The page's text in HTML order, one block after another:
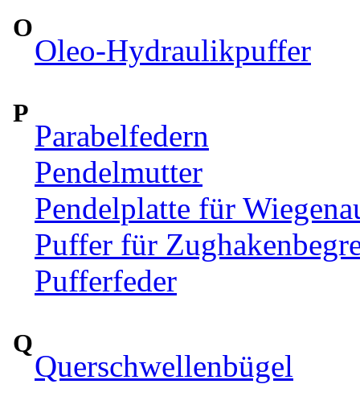
O
Oleo-Hydraulikpuffer
P
Parabelfedern
Pendelmutter
Pendelplatte für
Puffer für
Pufferfeder
Q
Querschwellenbügel